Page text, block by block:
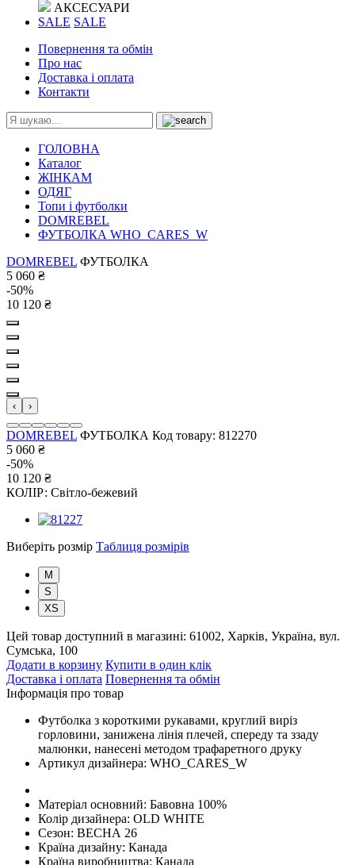
АКСЕСУАРИ
SALE SALE
Повернення та обмін
Про нас
Доставка і оплата
Контакти
ГОЛОВНА
Каталог
ЖІНКАМ
ОДЯГ
Топи і футболки
DOMREBEL
ФУТБОЛКА WHO_CARES_W
DOMREBEL ФУТБОЛКА
5 060 ₴
-50%
10 120 ₴
‹ ›
DOMREBEL ФУТБОЛКА Код товару: 812270
5 060 ₴
-50%
10 120 ₴
КОЛІР: Світло-бежевий
Виберіть розмір Таблиця розмірів
M
S
XS
Цей товар доступний в магазині: 61002, Харків, Україна, вул.
Сумська, 100
Додати в корзину Купити в один клік
Доставка і оплата Повернення та обмін
Інформація про товар
Футболка з короткими рукавами, круглий виріз
горловини, занижена лінія плечей, спереду та ззаду
малюнки, нанесені методом трафаретного друку
Артикул дизайнера: WHO_CARES_W
Матеріал основний: Бавовна 100%
Колір дизайнера: OLD WHITE
Сезон: ВЕСНА 26
Країна дизайну: Канада
Країна виробництва: Канада